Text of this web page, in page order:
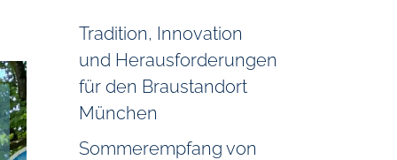
Tradition, Innovation
und Herausforderungen
für den Braustandort
München
Sommerempfang von